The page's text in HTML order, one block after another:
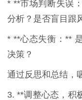
* **市场判断失误
分析？是否盲目跟
* **心态失衡：**
决策？
通过反思和总结，
3. **调整心态，积